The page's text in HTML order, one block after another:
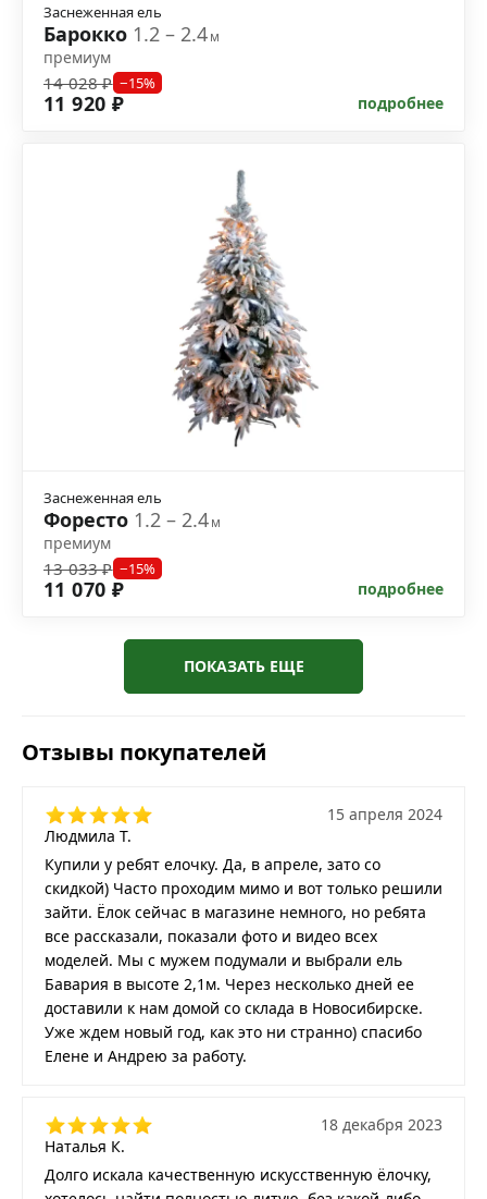
Заснеженная ель
Барокко 1.2 – 2.4м
премиум
14 028 ₽ −15%
11 920 ₽ подробнее
Заснеженная ель
Форесто 1.2 – 2.4м
премиум
13 033 ₽ −15%
11 070 ₽ подробнее
ПОКАЗАТЬ ЕЩЕ
Отзывы покупателей
Людмила Т.
15 апреля 2024
Купили у ребят елочку. Да, в апреле, зато со
скидкой) Часто проходим мимо и вот только решили
зайти. Ёлок сейчас в магазине немного, но ребята
все рассказали, показали фото и видео всех
моделей. Мы с мужем подумали и выбрали ель
Бавария в высоте 2,1м. Через несколько дней ее
доставили к нам домой со склада в Новосибирске.
Уже ждем новый год, как это ни странно) спасибо
Елене и Андрею за работу.
Наталья К.
18 декабря 2023
Долго искала качественную искусственную ёлочку,